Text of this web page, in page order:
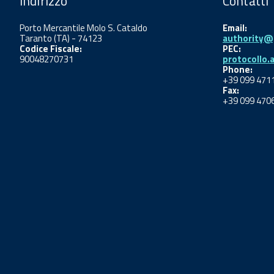
Porto Mercantile Molo S. Cataldo
Taranto (TA) - 74123
Codice Fiscale:
90048270731
Email:
PEC:
Phone:
+39 099
Fax:
+39 099